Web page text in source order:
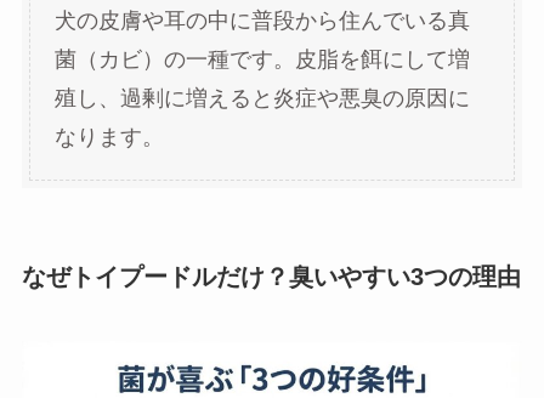
犬の皮膚や耳の中に普段から住んでいる真
菌（カビ）の一種です。皮脂を餌にして増
殖し、過剰に増えると炎症や悪臭の原因に
なります。
なぜトイプードルだけ？臭いやすい3つの理由